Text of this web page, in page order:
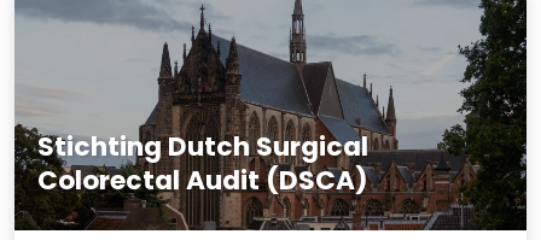
Stichting Dutch Surgical
Colorectal Audit (DSCA)